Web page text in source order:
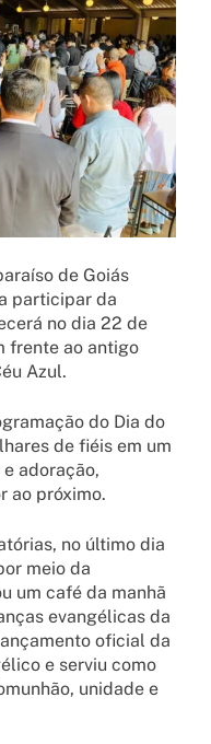
de Goiás
participar da
no dia 22 de
frente ao antigo
Azul.
do Dia do
de fiéis em um
adoração,
ao próximo.
no último dia
meio da
um café da manhã
evangélicas da
oficial da
e serviu como
unidade e